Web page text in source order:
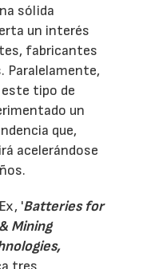
sólida
un interés
fabricantes
Paralelamente,
tipo de
un
que,
acelerándose
'Batteries for
Mining